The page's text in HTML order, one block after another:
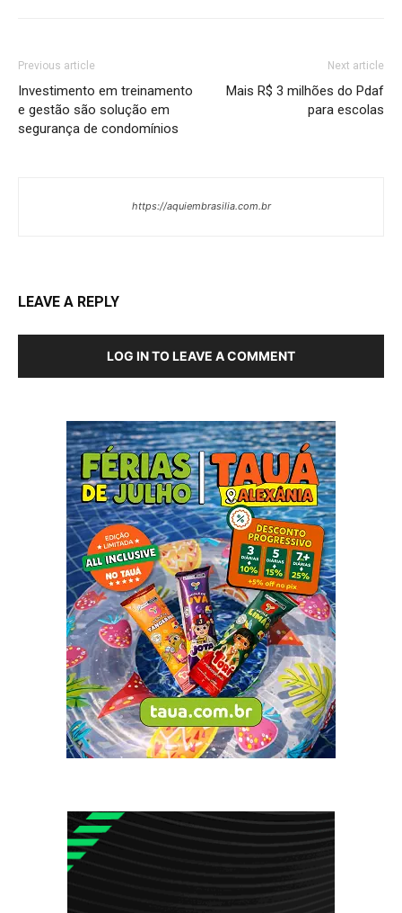
Previous article
Investimento em treinamento
e gestão são solução em
segurança de condomínios
Next article
Mais R$ 3 milhões do Pdaf
para escolas
https://aquiembrasilia.com.br
LEAVE A REPLY
LOG IN TO LEAVE A COMMENT